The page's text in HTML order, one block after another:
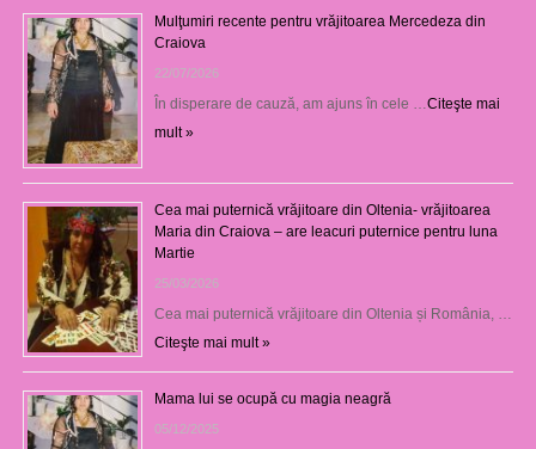
Mulţumiri recente pentru vrăjitoarea Mercedeza din
Craiova
22/07/2026
În disperare de cauză, am ajuns în cele … Citeşte mai
mult »
Cea mai puternică vrăjitoare din Oltenia- vrăjitoarea
Maria din Craiova – are leacuri puternice pentru luna
Martie
25/03/2026
Cea mai puternică vrăjitoare din Oltenia și România, …
Citeşte mai mult »
Mama lui se ocupă cu magia neagră
05/12/2025